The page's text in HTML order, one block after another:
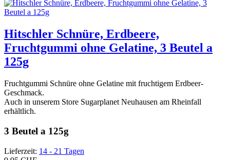
Hitschler Schnüre, Erdbeere,
Fruchtgummi ohne Gelatine, 3 Beutel a
125g
Fruchtgummi Schnüre ohne Gelatine mit fruchtigem Erdbeer-
Geschmack.
Auch in unserem Store Sugarplanet Neuhausen am Rheinfall
erhältlich.
3 Beutel a 125g
Lieferzeit: 14 - 21 Tagen